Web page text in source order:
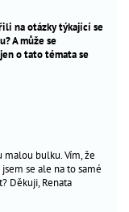
na otázky týkající se
A může se
o tato témata se
malou bulku. Vím, že
se ale na to samé
Děkuji, Renata